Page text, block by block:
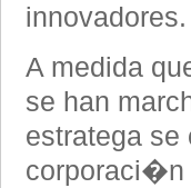
innovadores.
A medida
se han
estratega se